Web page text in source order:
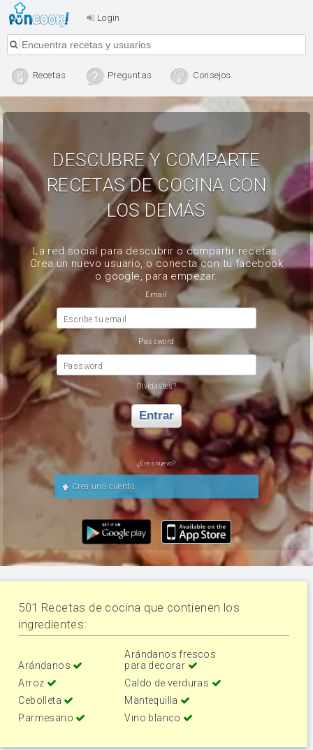
Login
Recetas Preguntas Consejos
DESCUBRE Y COMPARTE
RECETAS DE COCINA CON
LOS DEMÁS
La red social para descubrir o compartir recetas.
Crea un nuevo usuario, o conecta con tu facebook
o google, para empezar.
Email
Escribe tu email
Password
Password
Olvidastes?
Entrar
¿Eres nuevo?
Crea una cuenta
501 Recetas de cocina que contienen los
ingredientes:
Arándanos
Arándanos frescos
para decorar
Arroz
Caldo de verduras
Cebolleta
Mantequilla
Parmesano
Vino blanco